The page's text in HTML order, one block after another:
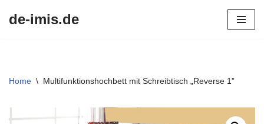
de-imis.de
Home \ Multifunktionshochbett mit Schreibtisch „Reverse 1”